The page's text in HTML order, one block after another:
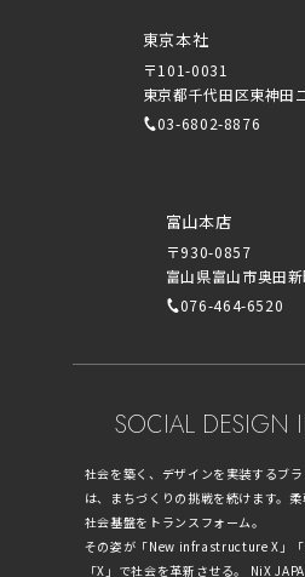
東京本社
〒101-0031
東京都千代田区東神田
03-6802-8876
富山本店
〒930-0857
富山県富山市奥田
076-464-6520
SOCIAL DESIGN
社会を築く、デザインを実装するブ
は、まちづくりの挑戦を続けます。
社会基盤をトランスフォーム。
その姿が「New infrastructure X」「
「X」で社会を革新させる。 NiX